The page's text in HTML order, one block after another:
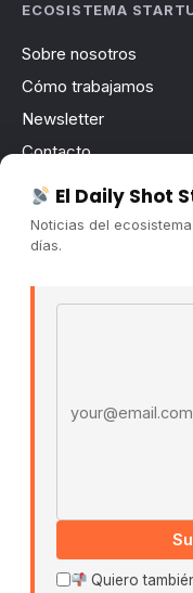
ECOSISTEMA
Sobre nosotros
Cómo trabajamos
Newsletter
Contacto
Publicidad
Convocatorias
El Daily Shot
Noticias del
días.
Quiero
Buscar: